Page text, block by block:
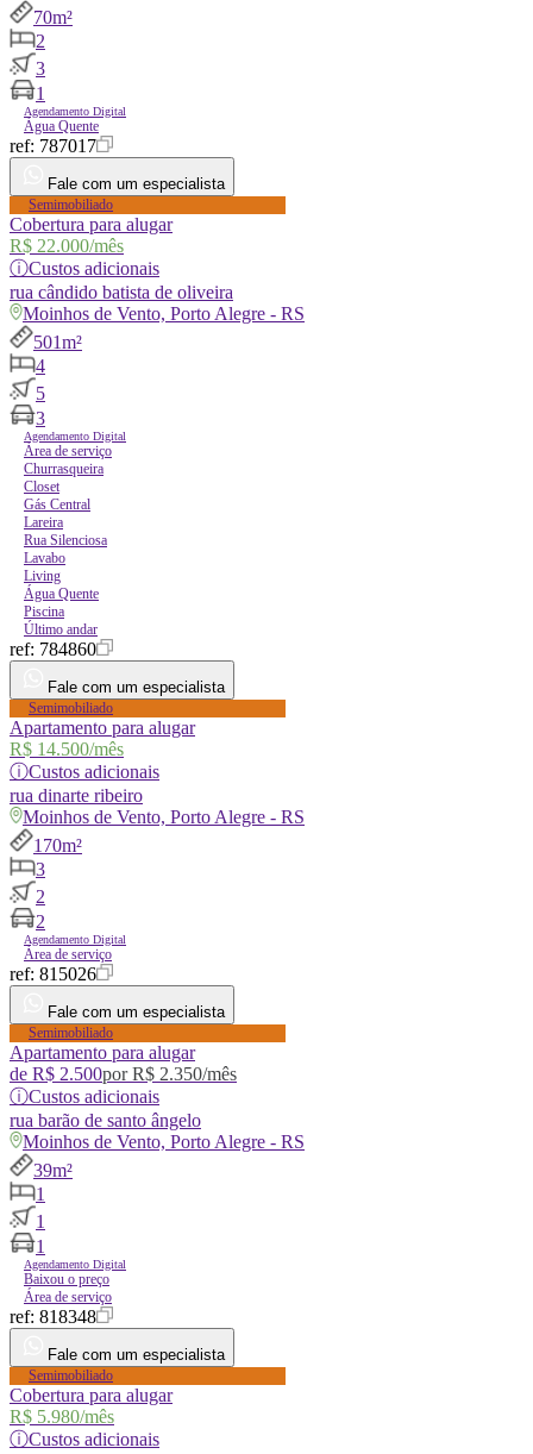
70m²
2
3
1
Agendamento Digital
Água Quente
ref: 787017
Fale com um especialista
Semimobiliado
Cobertura para alugar
R$ 22.000/mês
ⓘCustos adicionais
rua cândido batista de oliveira
Moinhos de Vento, Porto Alegre - RS
501m²
4
5
3
Agendamento Digital
Área de serviço
Churrasqueira
Closet
Gás Central
Lareira
Rua Silenciosa
Lavabo
Living
Água Quente
Piscina
Último andar
ref: 784860
Fale com um especialista
Semimobiliado
Apartamento para alugar
R$ 14.500/mês
ⓘCustos adicionais
rua dinarte ribeiro
Moinhos de Vento, Porto Alegre - RS
170m²
3
2
2
Agendamento Digital
Área de serviço
ref: 815026
Fale com um especialista
Semimobiliado
Apartamento para alugar
de R$ 2.500porR$ 2.350/mês
ⓘCustos adicionais
rua barão de santo ângelo
Moinhos de Vento, Porto Alegre - RS
39m²
1
1
1
Agendamento Digital
Baixou o preço
Área de serviço
ref: 818348
Fale com um especialista
Semimobiliado
Cobertura para alugar
R$ 5.980/mês
ⓘCustos adicionais